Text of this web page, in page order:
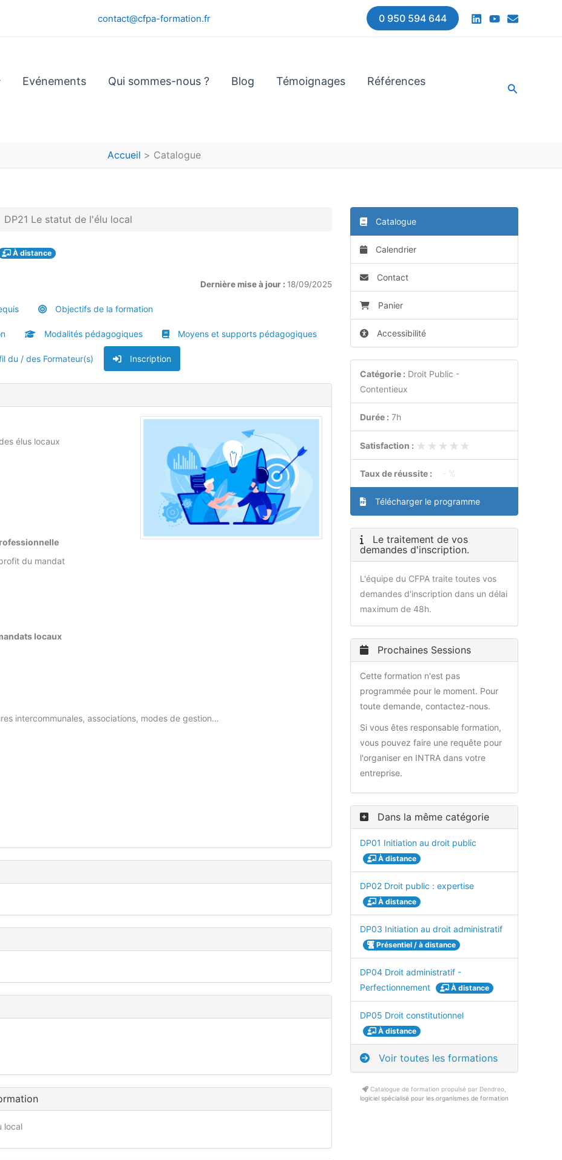
contact@cfpa-formation.fr 0 950 594 644
Evénements Qui sommes-nous ? Blog Témoignages
Références
Accueil Catalogue
DP21 Le statut de l'élu local
À distance
Dernière mise à jour : 18/09/2025
Objectifs de la formation
Modalités pédagogiques Moyens et supports pédagogiques
du / des Formateur(s) Inscription
élus locaux
du mandat
locaux
intercommunales, associations, modes de gestion…
local
Catalogue
Calendrier
Contact
Panier
Accessibilité
Catégorie : Droit Public -
Contentieux
Durée : 7h
Satisfaction : ★★★★★
★★★★★
Taux de réussite : - %
Télécharger le programme
Le traitement de vos
demandes d'inscription.
L'équipe du CFPA traite toutes vos
demandes d'inscription dans un délai
maximum de 48h.
Prochaines Sessions
Cette formation n'est pas
programmée pour le moment. Pour
toute demande, contactez-nous.
Si vous êtes responsable formation,
vous pouvez faire une requête pour
l'organiser en INTRA dans votre
entreprise.
Dans la même catégorie
DP01 Initiation au droit public
À distance
DP02 Droit public : expertise
À distance
DP03 Initiation au droit administratif
Présentiel / à distance
DP04 Droit administratif -
Perfectionnement
À distance
DP05 Droit constitutionnel
À distance
Voir toutes les formations
Catalogue de formation propulsé par Dendreo,
logiciel spécialisé pour les organismes de formation